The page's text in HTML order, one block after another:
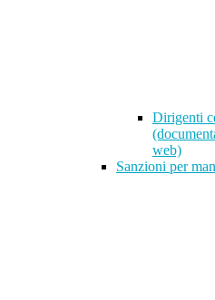
Dirigenti
web)
Sanzioni per